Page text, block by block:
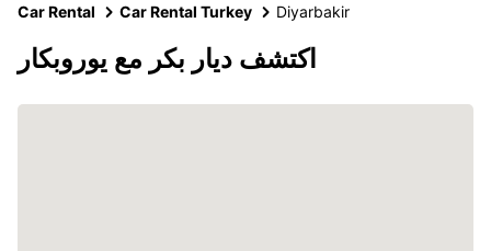
Car Rental Car Rental Turkey Diyarbakir
اكتشف ديار بكر مع يوروبكار